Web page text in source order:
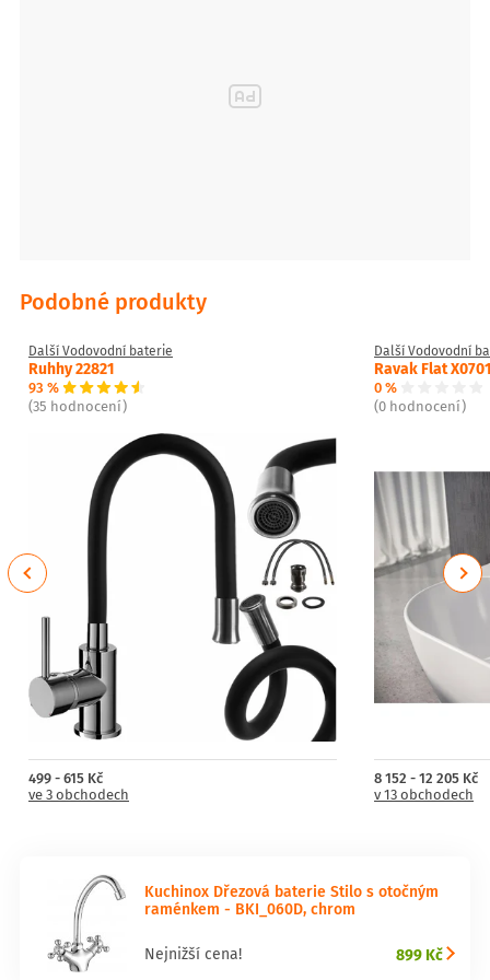
kuchyně přinést retro eleganci, komfort a spolehlivost v jednom.
Podobné produkty
Další Vodovodní baterie
Ruhhy 22821
93 %
(35 hodnocení)
499 - 615 Kč
ve 3 obchodech
Další Vodovodní
Ravak Flat
0 %
(0 hodnocení)
8 152 - 12 205 Kč
v 13 obchodech
Previous Next
Kuchinox Dřezová baterie Stilo s otočným
raménkem - BKI_060D, chrom
Nejnižší cena! 899 Kč